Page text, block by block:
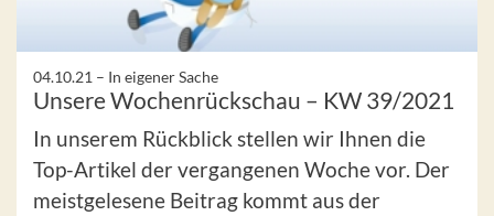
04.10.21 – In eigener Sache
Unsere Wochenrückschau – KW 39/2021
In unserem Rückblick stellen wir Ihnen die
Top-Artikel der vergangenen Woche vor. Der
meistgelesene Beitrag kommt aus der